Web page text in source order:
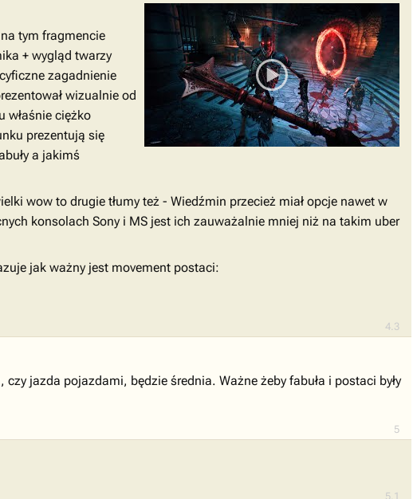
4.3
tym fragmencie
+ wygląd twarzy
zagadnienie
wizualnie od
właśnie ciężko
prezentują się
a jakimś
wow to drugie tłumy też - Wiedźmin przecież miał opcje nawet w
konsolach Sony i MS jest ich zauważalnie mniej niż na takim uber
jak ważny jest movement postaci:
5
jazda pojazdami, będzie średnia. Ważne żeby fabuła i postaci były
5.1